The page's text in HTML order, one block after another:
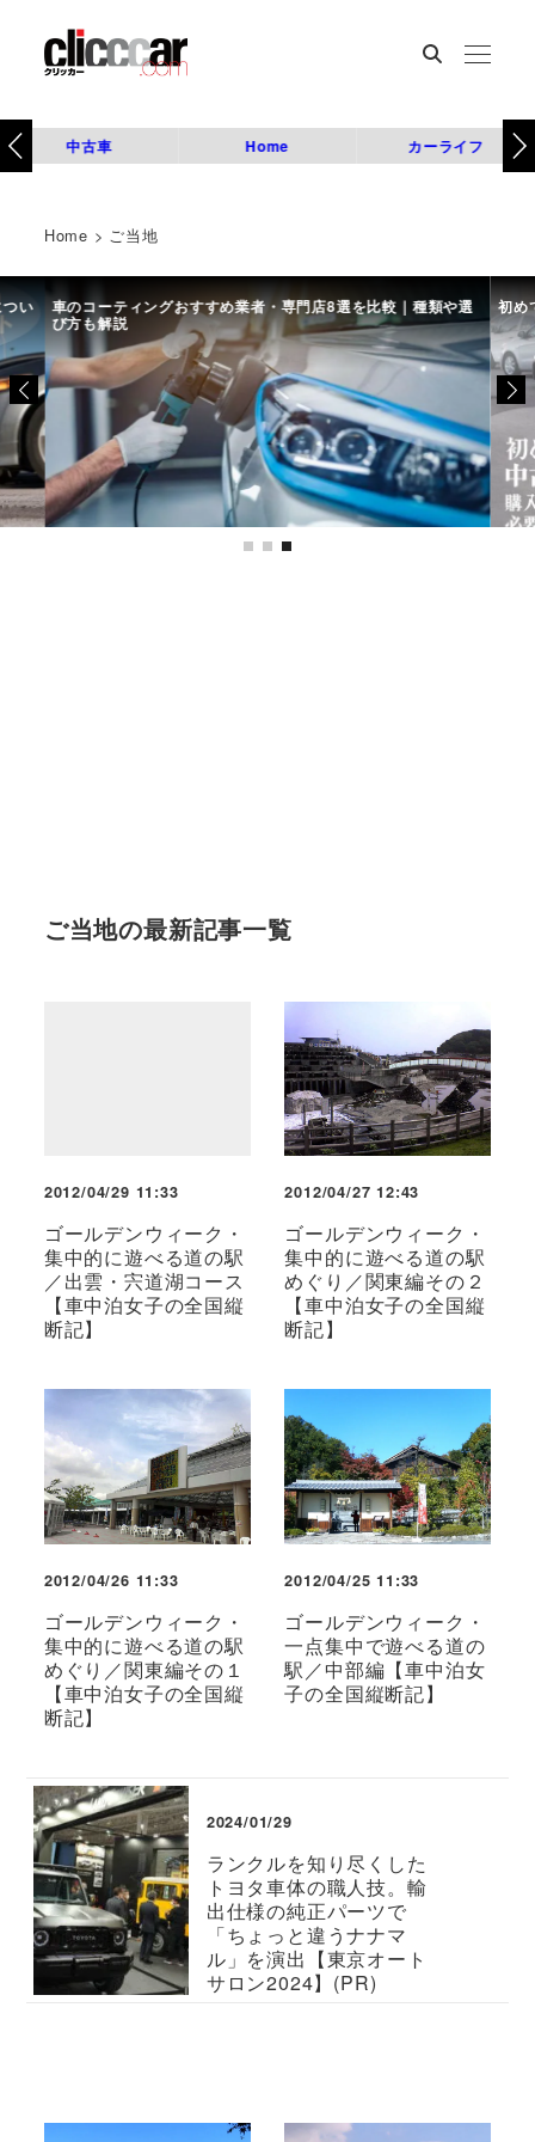
中古車 Home カーライフ
Home > ご当地
い 車のコーティングおすすめ業者・専門店8選を比較｜種類や選
び方も解説
初め
ご当地の最新記事一覧
2012/04/29 11:33
ゴールデンウィーク・
集中的に遊べる道の駅
／出雲・宍道湖コース
【車中泊女子の全国縦
断記】
2012/04/27 12:43
ゴールデンウィーク・
集中的に遊べる道の駅
めぐり／関東編その２
【車中泊女子の全国縦
断記】
2012/04/26 11:33
ゴールデンウィーク・
集中的に遊べる道の駅
めぐり／関東編その１
【車中泊女子の全国縦
断記】
2012/04/25 11:33
ゴールデンウィーク・
一点集中で遊べる道の
駅／中部編【車中泊女
子の全国縦断記】
2024/01/29
ランクルを知り尽くした
トヨタ車体の職人技。輸
出仕様の純正パーツで
「ちょっと違うナナマ
ル」を演出【東京オート
サロン2024】(PR)